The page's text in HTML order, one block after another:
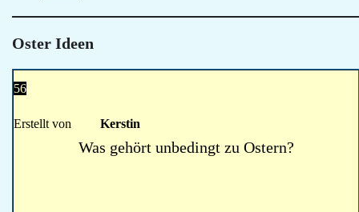
Oster Ideen
56
Erstellt von Kerstin
Was gehört unbedingt zu Ostern?